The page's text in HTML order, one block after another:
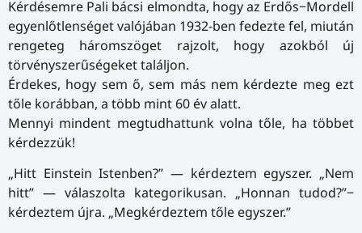
Kérdésemre Pali bácsi elmondta, hogy az Erdős−Mordell
egyenlőtlenséget valójában 1932-ben fedezte fel, miután
rengeteg háromszöget rajzolt, hogy azokból új
törvényszerűségeket találjon.
Érdekes, hogy sem ő, sem más nem kérdezte meg ezt
tőle korábban, a több mint 60 év alatt.
Mennyi mindent megtudhattunk volna tőle, ha többet
kérdezzük!
„Hitt Einstein Istenben?” — kérdeztem egyszer. „Nem
hitt” — válaszolta kategorikusan. „Honnan tudod?”−
kérdeztem újra. „Megkérdeztem tőle egyszer.”